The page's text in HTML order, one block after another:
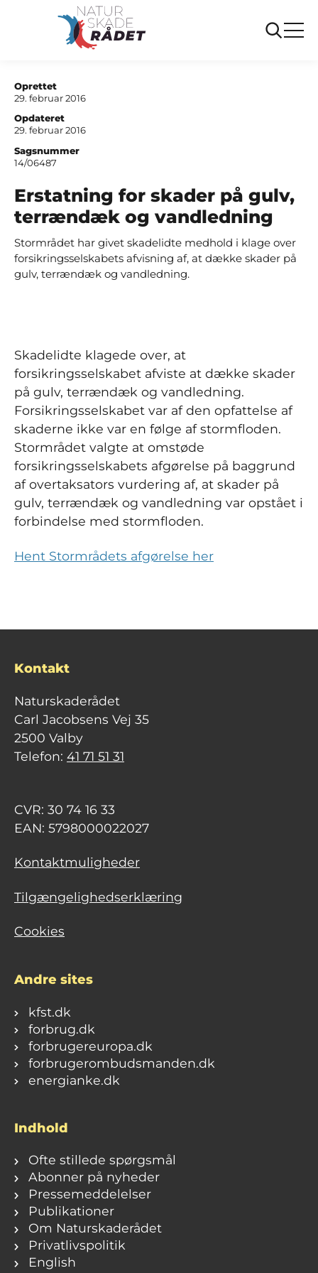
Sager
Erstatning for skader paa gulv terraendaek og
vandledning
Oprettet
29. februar 2016
Opdateret
29. februar 2016
Sagsnummer
14/06487
Erstatning for skader på gulv,
terrændæk og vandledning
Stormrådet har givet skadelidte medhold i klage over
forsikringsselskabets afvisning af, at dække skader på
gulv, terrændæk og vandledning.
Skadelidte klagede over, at
forsikringsselskabet afviste at dække skader
på gulv, terrændæk og vandledning.
Forsikringsselskabet var af den opfattelse af
skaderne ikke var en følge af stormfloden.
Stormrådet valgte at omstøde
forsikringsselskabets afgørelse på baggrund
af overtaksators vurdering af, at skader på
gulv, terrændæk og vandledning var opstået i
forbindelse med stormfloden.
Hent Stormrådets afgørelse her
Kontakt
Naturskaderådet
Carl Jacobsens Vej 35
2500 Valby
Telefon: 41 71 51 31
CVR: 30 74 16 33
EAN: 5798000022027
Kontaktmuligheder
Tilgængelighedserklæring
Cookies
Andre sites
kfst.dk
forbrug.dk
forbrugereuropa.dk
forbrugerombudsmanden.dk
energianke.dk
Indhold
Ofte stillede spørgsmål
Abonner på nyheder
Pressemeddelelser
Publikationer
Om Naturskaderådet
Privatlivspolitik
English